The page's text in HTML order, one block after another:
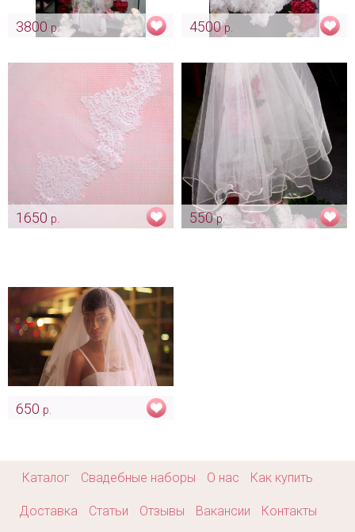
3800 р.
Арт: diad_0347
4500р.
1650 р.
550р.
650 р.
Каталог Свадебные наборы О нас Как купить
Доставка Статьи Отзывы Вакансии Контакты